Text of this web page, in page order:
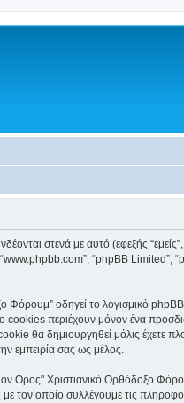
στενά με αυτό (εφεξής
“phpBB
οδηγεί το λογισμικό
περιέχουν μόνον ένα
θα δημιουργηθεί μόλις έχετε
εμπειρία σας ως μέλος.
Ορος" Χριστιανικό Ορθόδοξο
τον οποίο συλλέγουμε τις